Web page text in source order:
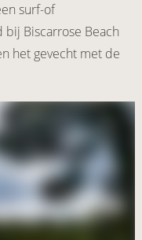
surf-of
Biscarrose Beach
het gevecht met de